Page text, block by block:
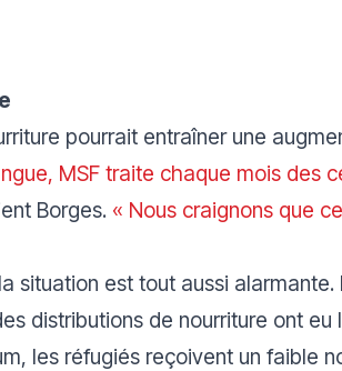
pourrait entraîner une
MSF traite chaque mois des
Borges. « Nous craignons que
situation est tout aussi
distributions de nourriture ont
les réfugiés reçoivent un faible